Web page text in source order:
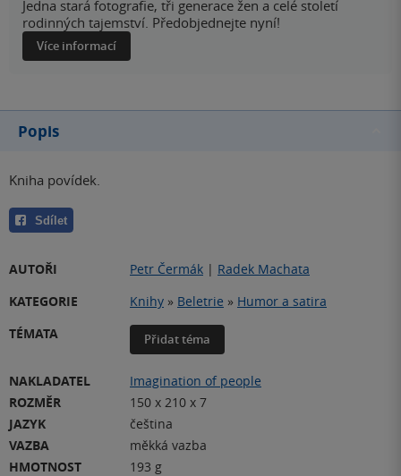
Jedna stará fotografie, tři generace žen a celé století
rodinných tajemství. Předobjednejte nyní!
Více informací
Popis
Kniha povídek.
Sdílet
AUTOŘI Petr Čermák | Radek Machata
KATEGORIE
Knihy » Beletrie » Humor a satira
TÉMATA
Přidat téma
NAKLADATEL
Imagination of people
ROZMĚR
150 x 210 x 7
JAZYK
čeština
VAZBA
měkká vazba
HMOTNOST
193 g